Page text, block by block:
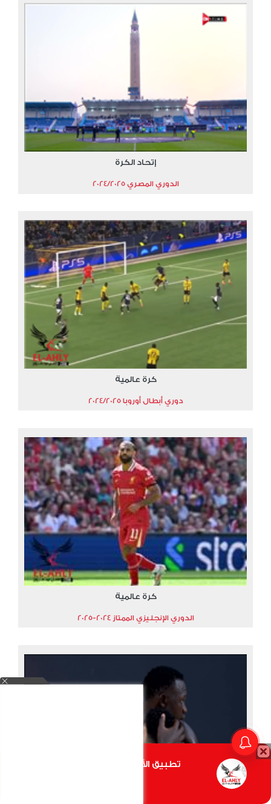
إتحاد الكرة
الدوري المصري 2024/2025
كرة عالمية
دوري أبطال أوروبا 2024/2025
كرة عالمية
الدوري الإنجليزي الممتاز 2024-2025
تطبيق الأهلي.كوم متاح الأن